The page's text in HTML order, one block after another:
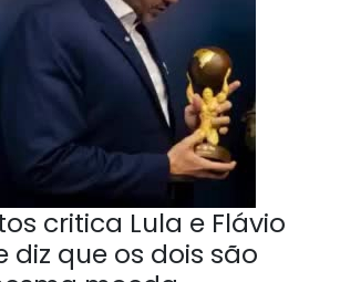
critica Lula e Flávio
diz que os dois são